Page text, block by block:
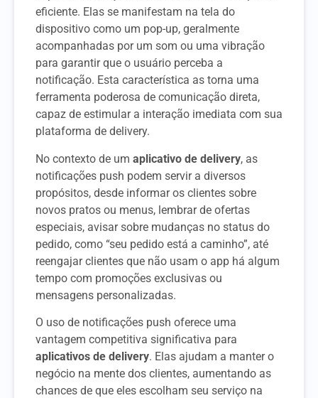
eficiente. Elas se manifestam na tela do
dispositivo como um pop-up, geralmente
acompanhadas por um som ou uma vibração
para garantir que o usuário perceba a
notificação. Esta característica as torna uma
ferramenta poderosa de comunicação direta,
capaz de estimular a interação imediata com sua
plataforma de delivery.
No contexto de um aplicativo de delivery, as
notificações push podem servir a diversos
propósitos, desde informar os clientes sobre
novos pratos ou menus, lembrar de ofertas
especiais, avisar sobre mudanças no status do
pedido, como “seu pedido está a caminho”, até
reengajar clientes que não usam o app há algum
tempo com promoções exclusivas ou
mensagens personalizadas.
O uso de notificações push oferece uma
vantagem competitiva significativa para
aplicativos de delivery. Elas ajudam a manter o
negócio na mente dos clientes, aumentando as
chances de que eles escolham seu serviço na